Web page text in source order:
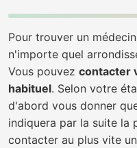
Pour trouver un
n'importe quel
Vous pouvez contacter
habituel. Selon votre
d'abord vous donner
indiquera par la suite la
contacter au plus vite